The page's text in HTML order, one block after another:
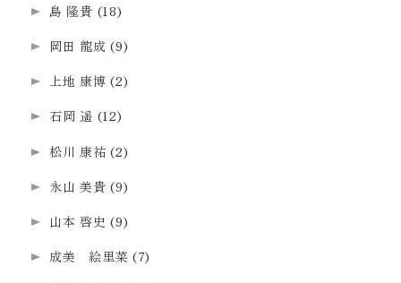
島 隆貴 (18)
岡田 龍成 (9)
上地 康博 (2)
石岡 遥 (12)
松川 康祐 (2)
永山 美貴 (9)
山本 啓史 (9)
成美 絵里菜 (7)